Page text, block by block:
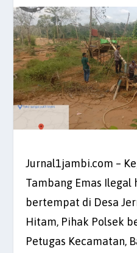
Jurnal1jambi.com –
Tambang Emas
bertempat di Desa
Hitam, Pihak Polsek
Petugas Kecamatan,